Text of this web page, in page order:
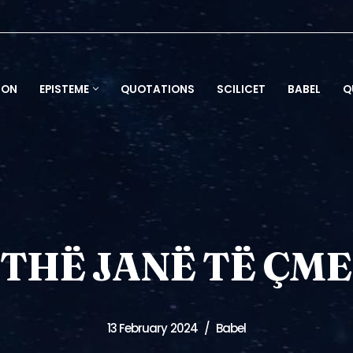
EPISTEME QUOTATIONS SCILICET BABEL
JANË TË
13 February 2024 Babel